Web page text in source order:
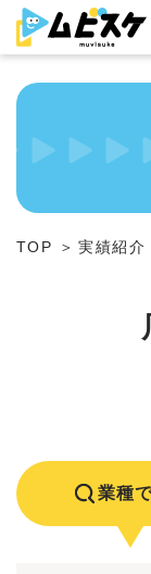
シ
ー
画
額
制
ー
TOP 実績紹介
業種